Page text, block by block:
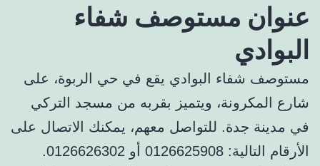
عنوان مستوصف شفاء
البوادي
مستوصف شفاء البوادي يقع في حي الربوة، على
شارع المكرونة، ويتميز بقربه من مسجد التركي
في مدينة جدة. للتواصل معهم، يمكنك الاتصال على
الأرقام التالية: 0126625908 أو 0126626302.